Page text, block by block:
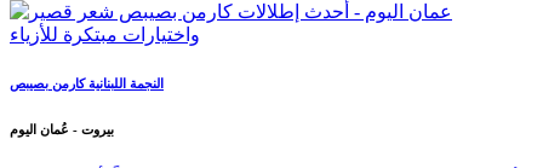
النجمة اللبنانية كارمن بصيبص
بيروت - عُمان اليوم